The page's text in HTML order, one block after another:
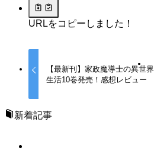
URLをコピーしました！
【最新刊】家政魔導士の異世界
生活10巻発売！感想レビュー
新着記事